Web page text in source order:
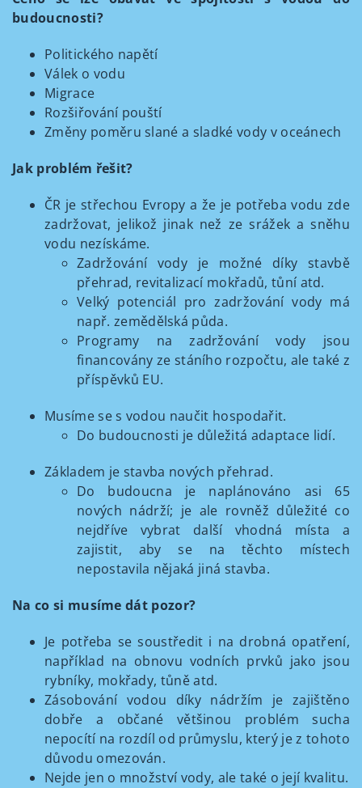
budoucnosti?
Politického napětí
Válek o vodu
Migrace
Rozšiřování pouští
Změny poměru slané a sladké vody v oceánech
Jak problém řešit?
ČR je střechou Evropy a že je potřeba vodu zde
zadržovat, jelikož jinak než ze srážek a sněhu
vodu nezískáme.
Zadržování vody je možné díky stavbě
přehrad, revitalizací mokřadů, tůní atd.
Velký potenciál pro zadržování vody má
např. zemědělská půda.
Programy na zadržování vody jsou
financovány ze stáního rozpočtu, ale také z
příspěvků EU.
Musíme se s vodou naučit hospodařit.
Do budoucnosti je důležitá adaptace lidí.
Základem je stavba nových přehrad.
Do budoucna je naplánováno asi 65
nových nádrží; je ale rovněž důležité co
nejdříve vybrat další vhodná místa a
zajistit, aby se na těchto místech
nepostavila nějaká jiná stavba.
Na co si musíme dát pozor?
Je potřeba se soustředit i na drobná opatření,
například na obnovu vodních prvků jako jsou
rybníky, mokřady, tůně atd.
Zásobování vodou díky nádržím je zajištěno
dobře a občané většinou problém sucha
nepocítí na rozdíl od průmyslu, který je z tohoto
důvodu omezován.
Nejde jen o množství vody, ale také o její kvalitu.